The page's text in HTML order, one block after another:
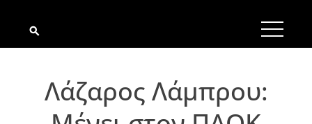
Λάζαρος Λάμπρου: